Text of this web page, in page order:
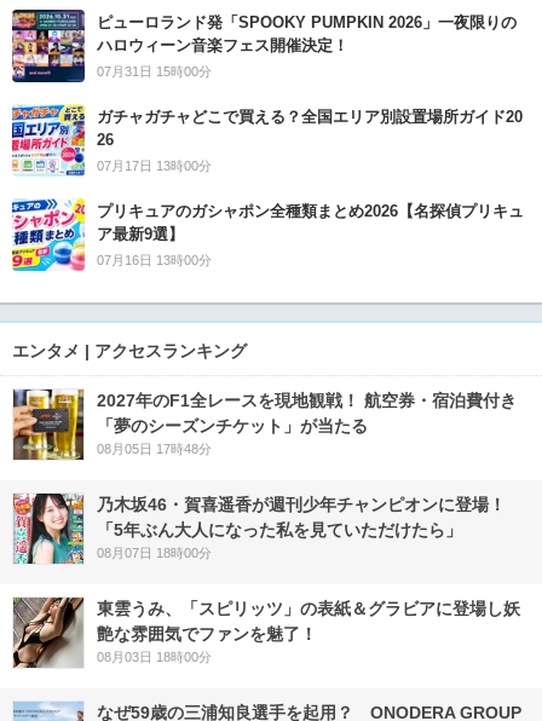
ピューロランド発「SPOOKY PUMPKIN 2026」一夜限りの
ハロウィーン音楽フェス開催決定！
07月31日 15時00分
ガチャガチャどこで買える？全国エリア別設置場所ガイド20
26
07月17日 13時00分
プリキュアのガシャポン全種類まとめ2026【名探偵プリキュ
ア最新9選】
07月16日 13時00分
エンタメ | アクセスランキング
2027年のF1全レースを現地観戦！ 航空券・宿泊費付き
「夢のシーズンチケット」が当たる
08月05日 17時48分
乃木坂46・賀喜遥香が週刊少年チャンピオンに登場！
「5年ぶん大人になった私を見ていただけたら」
08月07日 18時00分
東雲うみ、「スピリッツ」の表紙＆グラビアに登場し妖
艶な雰囲気でファンを魅了！
08月03日 18時00分
なぜ59歳の三浦知良選手を起用？ ONODERA GROUP